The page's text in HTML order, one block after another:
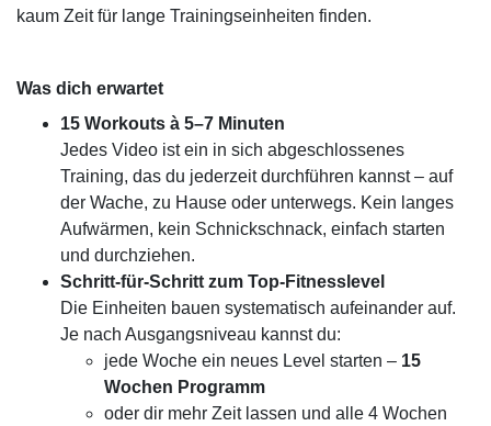
kaum Zeit für lange Trainingseinheiten finden.
Was dich erwartet
15 Workouts à 5–7 Minuten
Jedes Video ist ein in sich abgeschlossenes
Training, das du jederzeit durchführen kannst – auf
der Wache, zu Hause oder unterwegs. Kein langes
Aufwärmen, kein Schnickschnack, einfach starten
und durchziehen.
Schritt-für-Schritt zum Top-Fitnesslevel
Die Einheiten bauen systematisch aufeinander auf.
Je nach Ausgangsniveau kannst du:
jede Woche ein neues Level starten – 15
Wochen Programm
oder dir mehr Zeit lassen und alle 4 Wochen